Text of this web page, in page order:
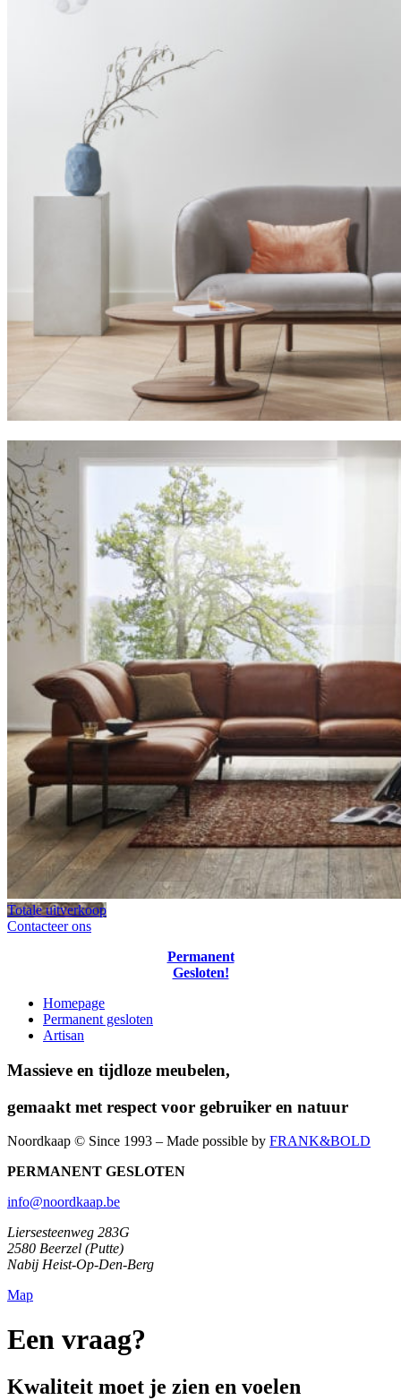
Totale uitverkoop
Contacteer ons
Permanent
Gesloten!
Homepage
Permanent gesloten
Artisan
Massieve en tijdloze meubelen,
gemaakt met respect voor gebruiker en natuur
Noordkaap © Since 1993 – Made possible by FRANK&BOLD
PERMANENT GESLOTEN
info@noordkaap.be
Liersesteenweg 283G
2580 Beerzel (Putte)
Nabij Heist-Op-Den-Berg
Map
Een vraag?
Kwaliteit moet je zien en voelen